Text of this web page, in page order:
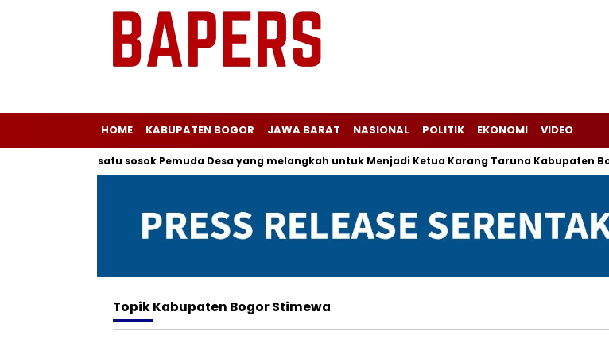
HOME KABUPATEN BOGOR JAWA BARAT NASIONAL POLITIK EKONOMI VIDEO
salah satu sosok Pemuda Desa yang melangkah untuk Menjadi Ketua Karang Taruna Kabupaten Bogor
TopikKabupaten Bogor Stimewa